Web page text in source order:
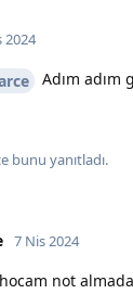
2024
Adım adım
bunu yanıtladı.
7 Nis 2024
hocam not